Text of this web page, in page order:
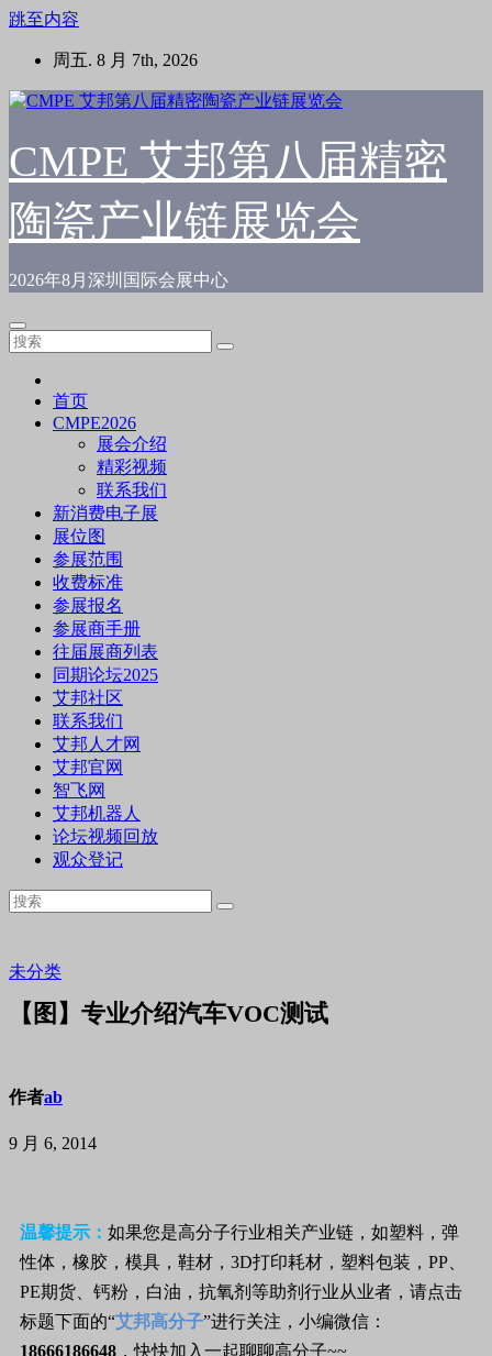
跳至内容
周五. 8 月 7th, 2026
CMPE 艾邦第八届精密
陶瓷产业链展览会
2026年8月深圳国际会展中心
首页
CMPE2026
展会介绍
精彩视频
联系我们
新消费电子展
展位图
参展范围
收费标准
参展报名
参展商手册
往届展商列表
同期论坛2025
艾邦社区
联系我们
艾邦人才网
艾邦官网
智飞网
艾邦机器人
论坛视频回放
观众登记
未分类
【图】专业介绍汽车VOC测试
作者ab
9 月 6, 2014
温馨提示： 如果您是高分子行业相关产业链，如塑料，弹
性体，橡胶，模具，鞋材， 3D打印耗材，塑料包装， PP
PE期货、钙粉，白油，抗氧剂等助剂行业从业者，请点击
标题下面的“艾邦高分子”进行关注，小编微信：
18666186648 ，快快加入一起聊聊高分子~~